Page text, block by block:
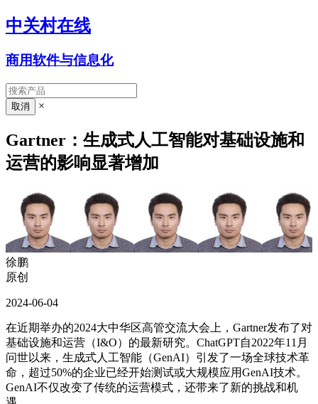
中关村在线
商用软件与信息化
×
Gartner：生成式人工智能对基础设施和
运营的影响显著增加
徐鹏
原创
2024-06-04
在近期举办的2024大中华区高管交流大会上，Gartner发布了对
基础设施和运营（I&O）的最新研究。ChatGPT自2022年11月
问世以来，生成式人工智能（GenAI）引发了一场全球技术革
命，超过50%的企业已经开始测试或大规模应用GenAI技术。
GenAI不仅改变了传统的运营模式，还带来了新的挑战和机